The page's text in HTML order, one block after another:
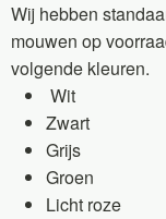
Wij hebben
mouwen op
volgende kleuren.
Wit
Zwart
Grijs
Groen
Licht roze